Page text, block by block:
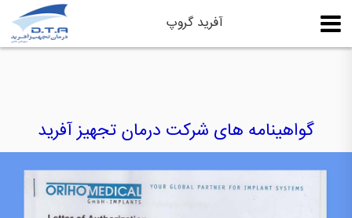
آفرید گروپ
گواهینامه های شرکت درمان تجهیز آفرید